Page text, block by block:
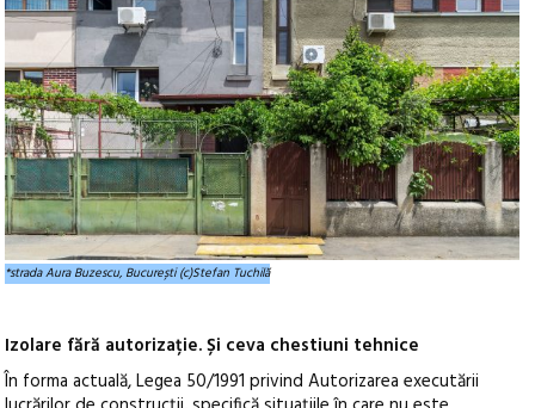
*strada Aura Buzescu, București (c)Stefan Tuchilă
Izolare fără autorizație. Și ceva chestiuni tehnice
În forma actuală, Legea 50/1991 privind Autorizarea executării